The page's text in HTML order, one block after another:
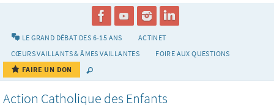
LE GRAND DÉBAT DES 6-15 ANS
ACTINET
CŒURS VAILLANTS & ÂMES VAILLANTES
FOIRE AUX QUESTIONS
FAIRE UN DON
Action Catholique des Enfants